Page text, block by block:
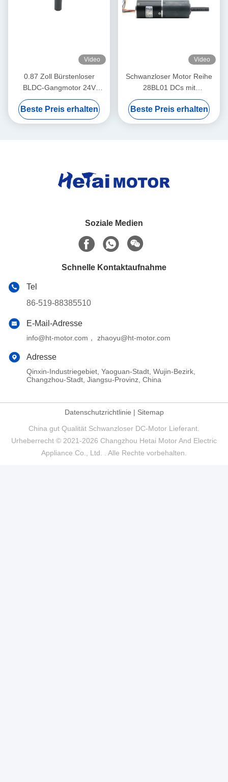
Video
0.87 Zoll Bürstenloser
BLDC-Gangmotor 24V
300RPM 22BL-Serie
Getriebe Bürstenloser Motor
Beste Preis erhalten
Video
Schwanzloser Motor Reihe
28BL01 DCs mit
planetarischem kleinem
Gangmotor des Getriebes
nema11
Beste Preis erhalten
Soziale Medien
Schnelle Kontaktaufnahme
Tel
86-519-88385510
E-Mail-Adresse
info@ht-motor.com， zhaoyu@ht-motor.com
Adresse
Qinxin-Industriegebiet, Yaoguan-Stadt, Wujin-Bezirk,
Changzhou-Stadt, Jiangsu-Provinz, China
Datenschutzrichtlinie | Sitemap
China gut Qualität Schwanzloser DC-Motor Lieferant.
Urheberrecht © 2021-2026 Changzhou Hetai Motor And Electric
Appliance Co., Ltd. . Alle Rechte vorbehalten.